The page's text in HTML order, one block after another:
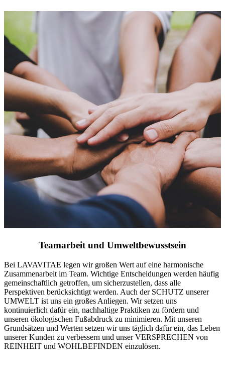
Teamarbeit und Umweltbewusstsein
Bei LAVAVITAE legen wir großen Wert auf eine harmonische
Zusammenarbeit im Team. Wichtige Entscheidungen werden häufig
gemeinschaftlich getroffen, um sicherzustellen, dass alle
Perspektiven berücksichtigt werden. Auch der SCHUTZ unserer
UMWELT ist uns ein großes Anliegen. Wir setzen uns
kontinuierlich dafür ein, nachhaltige Praktiken zu fördern und
unseren ökologischen Fußabdruck zu minimieren. Mit unseren
Grundsätzen und Werten setzen wir uns täglich dafür ein, das Leben
unserer Kunden zu verbessern und unser VERSPRECHEN von
REINHEIT und WOHLBEFINDEN einzulösen.